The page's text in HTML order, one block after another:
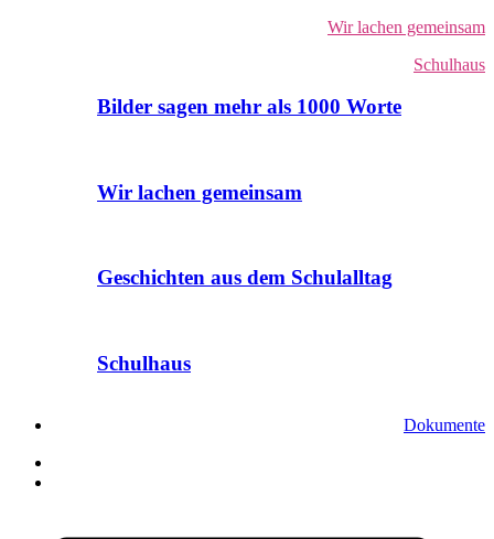
Wir lachen gemeinsam
Schulhaus
Bilder sagen mehr als 1000 Worte
Wir lachen gemeinsam
Geschichten aus dem Schulalltag
Schulhaus
Dokumente